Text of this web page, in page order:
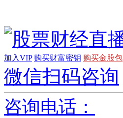
加入VIP 购买财富密钥 购买金股包
微信扫码咨询
咨询电话：